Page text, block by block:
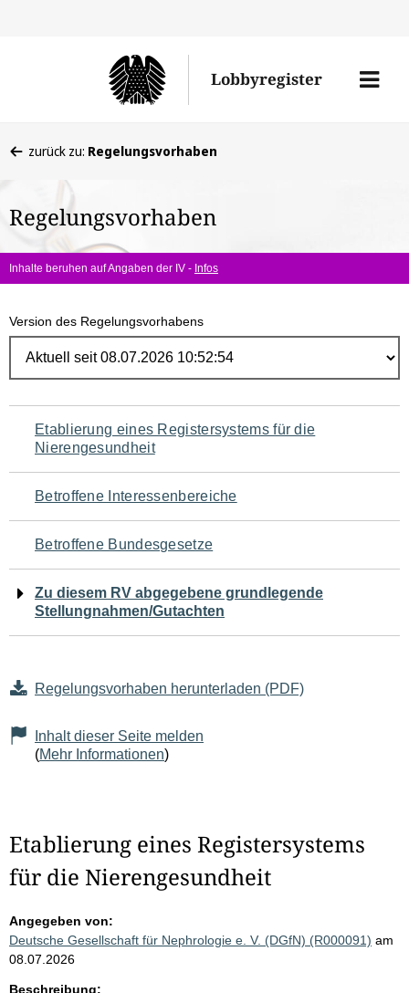
Lobbyregister
Menü
befinden
hier:
zurück zu: Regelungsvorhaben
Regelungsvorhaben
Inhalte beruhen auf Angaben der IV - Infos
Version des Regelungsvorhabens
Navigation
für
den
Seiteninhalt
Etablierung eines Registersystems für die
Nierengesundheit
Betroffene Interessenbereiche
Betroffene Bundesgesetze
Zu diesem RV abgegebene grundlegende
Stellungnahmen/Gutachten
Regelungsvorhaben herunterladen (PDF)
Inhalt dieser Seite melden
(Mehr Informationen)
Etablierung eines Registersystems
für die Nierengesundheit
Angegeben von:
Deutsche Gesellschaft für Nephrologie e. V. (DGfN) (R000091) am
08.07.2026
Beschreibung: